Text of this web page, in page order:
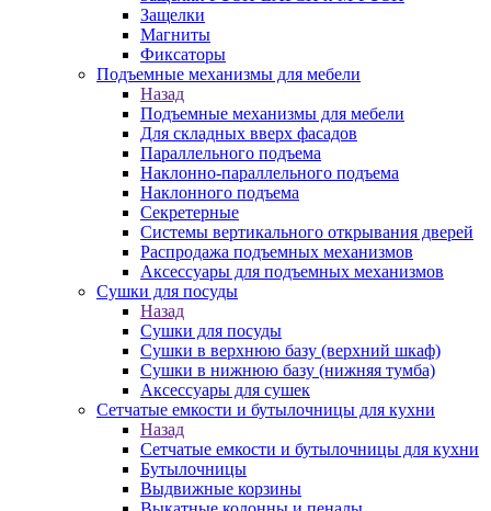
Защелки
Магниты
Фиксаторы
Подъемные механизмы для мебели
Назад
Подъемные механизмы для мебели
Для складных вверх фасадов
Параллельного подъема
Наклонно-параллельного подъема
Наклонного подъема
Секретерные
Системы вертикального открывания дверей
Распродажа подъемных механизмов
Аксессуары для подъемных механизмов
Сушки для посуды
Назад
Сушки для посуды
Сушки в верхнюю базу (верхний шкаф)
Сушки в нижнюю базу (нижняя тумба)
Аксессуары для сушек
Сетчатые емкости и бутылочницы для кухни
Назад
Сетчатые емкости и бутылочницы для кухни
Бутылочницы
Выдвижные корзины